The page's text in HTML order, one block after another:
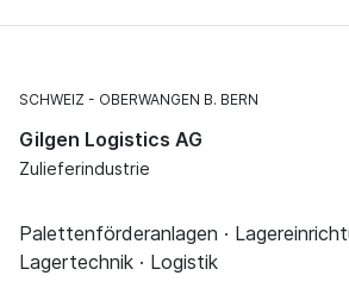
SCHWEIZ OBERWANGEN B. BERN
Gilgen Logistics AG
Zulieferindustrie
Palettenförderanlagen ·
Lagertechnik · Logistik